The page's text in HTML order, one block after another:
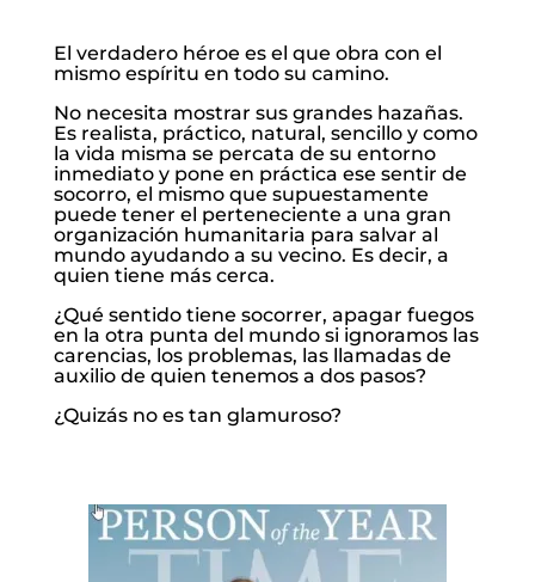
El verdadero héroe es el que obra con el
mismo espíritu en todo su camino.
No necesita mostrar sus grandes hazañas.
Es realista, práctico, natural, sencillo y como
la vida misma se percata de su entorno
inmediato y pone en práctica ese sentir de
socorro, el mismo que supuestamente
puede tener el perteneciente a una gran
organización humanitaria para salvar al
mundo ayudando a su vecino. Es decir, a
quien tiene más cerca.
¿Qué sentido tiene socorrer, apagar fuegos
en la otra punta del mundo si ignoramos las
carencias, los problemas, las llamadas de
auxilio de quien tenemos a dos pasos?
¿Quizás no es tan glamuroso?